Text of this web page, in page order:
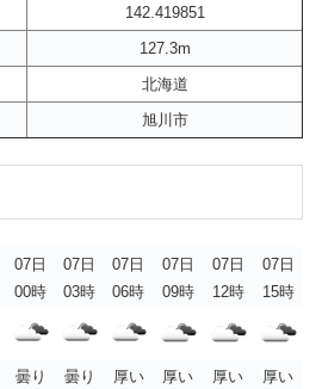
142.419851
127.3m
北海道
旭川市
07日
00時
07日
03時
07日
06時
07日
09時
07日
12時
07日
15時
曇り
曇り
厚い
厚い
厚い
厚い